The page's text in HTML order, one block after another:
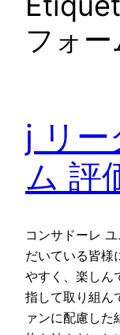
フォ
j リー
ム 評
コンサドーレ
だいている皆様
やすく、楽しん
指して取り組ん
ァンに配慮した